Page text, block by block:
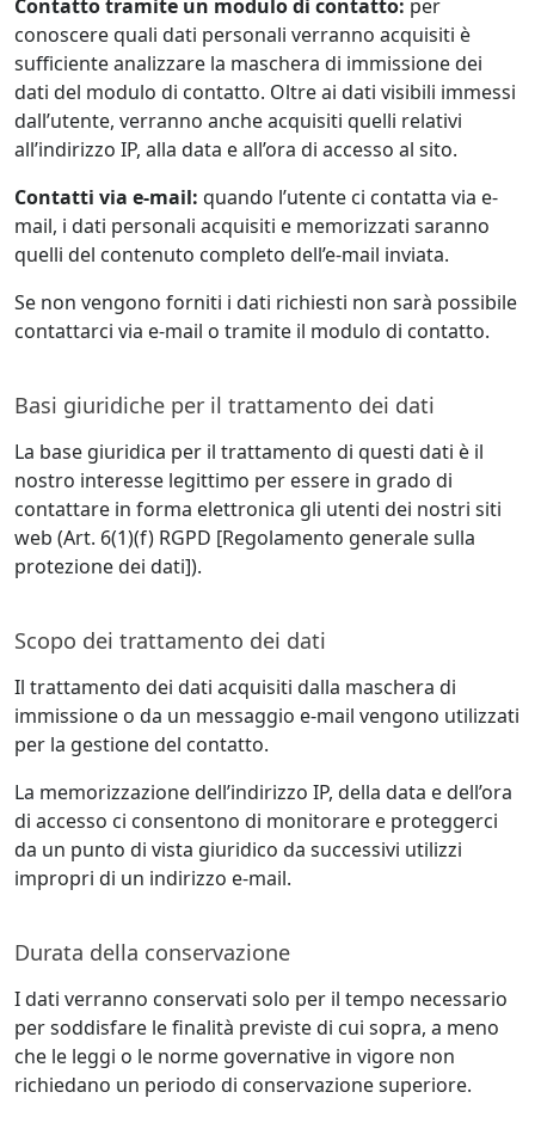
Contatto tramite un modulo di contatto: per
conoscere quali dati personali verranno acquisiti è
sufficiente analizzare la maschera di immissione dei
dati del modulo di contatto. Oltre ai dati visibili immessi
dall’utente, verranno anche acquisiti quelli relativi
all’indirizzo IP, alla data e all’ora di accesso al sito.
Contatti via e-mail: quando l’utente ci contatta via e-
mail, i dati personali acquisiti e memorizzati saranno
quelli del contenuto completo dell’e-mail inviata.
Se non vengono forniti i dati richiesti non sarà possibile
contattarci via e-mail o tramite il modulo di contatto.
Basi giuridiche per il trattamento dei dati
La base giuridica per il trattamento di questi dati è il
nostro interesse legittimo per essere in grado di
contattare in forma elettronica gli utenti dei nostri siti
web (Art. 6(1)(f) RGPD [Regolamento generale sulla
protezione dei dati]).
Scopo dei trattamento dei dati
Il trattamento dei dati acquisiti dalla maschera di
immissione o da un messaggio e-mail vengono utilizzati
per la gestione del contatto.
La memorizzazione dell’indirizzo IP, della data e dell’ora
di accesso ci consentono di monitorare e proteggerci
da un punto di vista giuridico da successivi utilizzi
impropri di un indirizzo e-mail.
Durata della conservazione
I dati verranno conservati solo per il tempo necessario
per soddisfare le finalità previste di cui sopra, a meno
che le leggi o le norme governative in vigore non
richiedano un periodo di conservazione superiore.